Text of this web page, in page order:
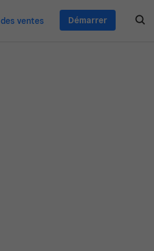
ventes Démarrer